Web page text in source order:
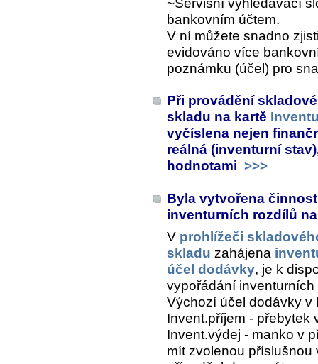
~Servisní vyhledávací
bankovním účtem.
V ní můžete snadno
evidováno více
poznámku (účel) pro
Při provádění
skladu na kartě
vyčíslena nejen
reálná (inventurní
hodnotami >>>
Byla vytvořena
inventurních rozdílů
V prohlížeči
skladu zahájena
účel dodávky, je k
vypořádání inventurních
Výchozí účel dodávky v
Invent.příjem - přebytek
Invent.výdej - manko v
mít zvolenou příslušnou